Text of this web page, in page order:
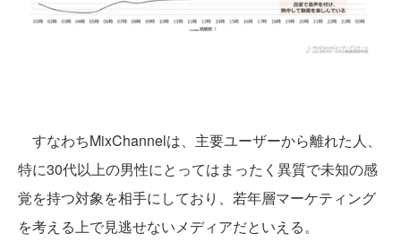
すなわちMixChannelは、主要ユーザーから離れた人、
特に30代以上の男性にとってはまったく異質で未知の感
覚を持つ対象を相手にしており、若年層マーケティング
を考える上で見逃せないメディアだといえる。